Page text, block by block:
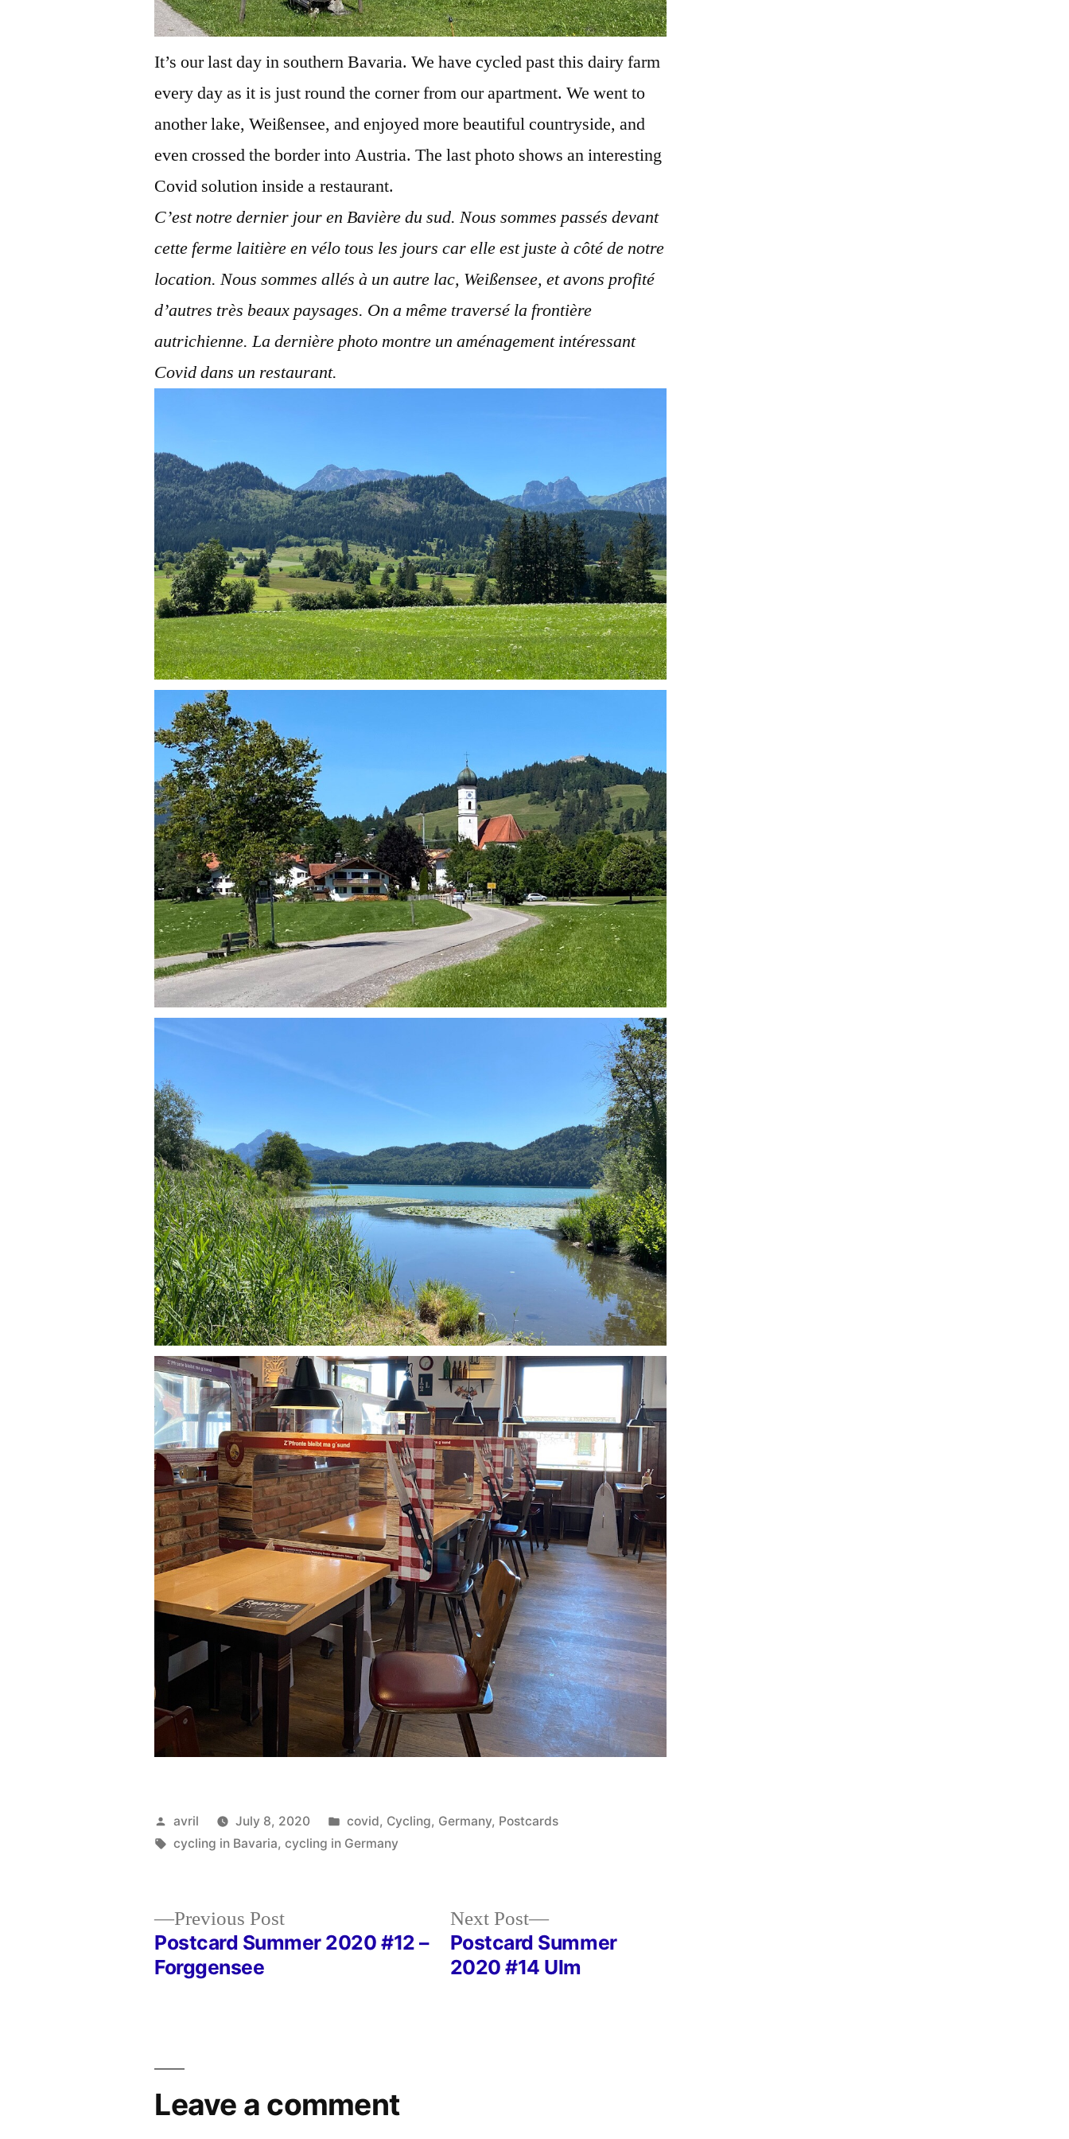
It’s our last day in southern Bavaria. We have cycled past this dairy farm
every day as it is just round the corner from our apartment. We went to
another lake, Weißensee, and enjoyed more beautiful countryside, and
even crossed the border into Austria. The last photo shows an interesting
Covid solution inside a restaurant.
C’est notre dernier jour en Bavière du sud. Nous sommes passés devant
cette ferme laitière en vélo tous les jours car elle est juste à côté de notre
location. Nous sommes allés à un autre lac, Weißensee, et avons profité
d’autres très beaux paysages. On a même traversé la frontière
autrichienne. La dernière photo montre un aménagement intéressant
Covid dans un restaurant.
Posted
by
avril July 8, 2020
Posted
in
covid, Cycling, Germany, Postcards
Tags:
cycling in Bavaria,cycling in Germany
Previous PostPrevious
post:
Postcard Summer 2020 #12 –
Forggensee
Next Post
Next
post:
Postcard Summer
2020 #14 Ulm
Leave a comment